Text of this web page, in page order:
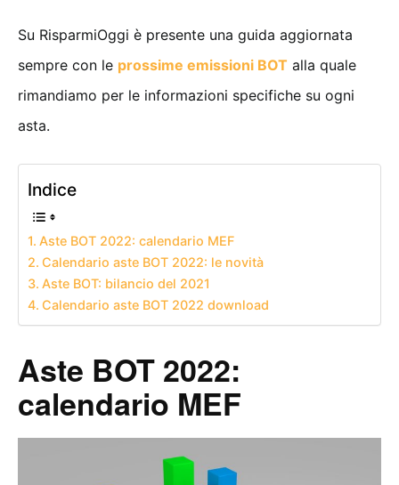
Su RisparmiOggi è presente una guida aggiornata
sempre con le prossime emissioni BOT alla quale
rimandiamo per le informazioni specifiche su ogni
asta.
Indice
Aste BOT 2022: calendario MEF
Calendario aste BOT 2022: le novità
Aste BOT: bilancio del 2021
Calendario aste BOT 2022 download
Aste BOT 2022:
calendario MEF